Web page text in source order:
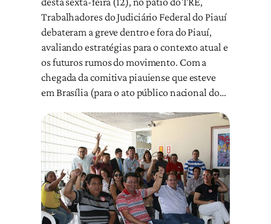
Trabalhadores do Judiciário Federal do Piauí
debateram a greve dentro e fora do Piauí,
avaliando estratégias para o contexto atual e
os futuros rumos do movimento. Com a
chegada da comitiva piauiense que esteve
em Brasília (para o ato público nacional do…